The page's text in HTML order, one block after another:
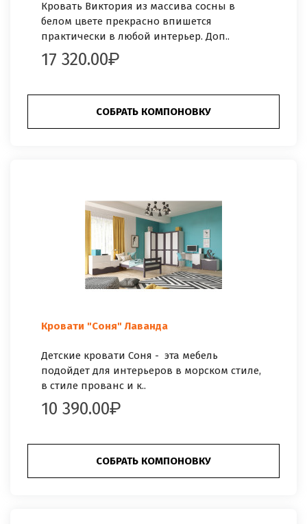
Кровать Виктория из массива сосны в
белом цвете прекрасно впишется
практически в любой интерьер. Доп..
17 320.00
СОБРАТЬ КОМПОНОВКУ
Кровати "Соня" Лаванда
Детские кровати Соня - эта мебель
подойдет для интерьеров в морском стиле,
в стиле прованс и к..
10 390.00
СОБРАТЬ КОМПОНОВКУ